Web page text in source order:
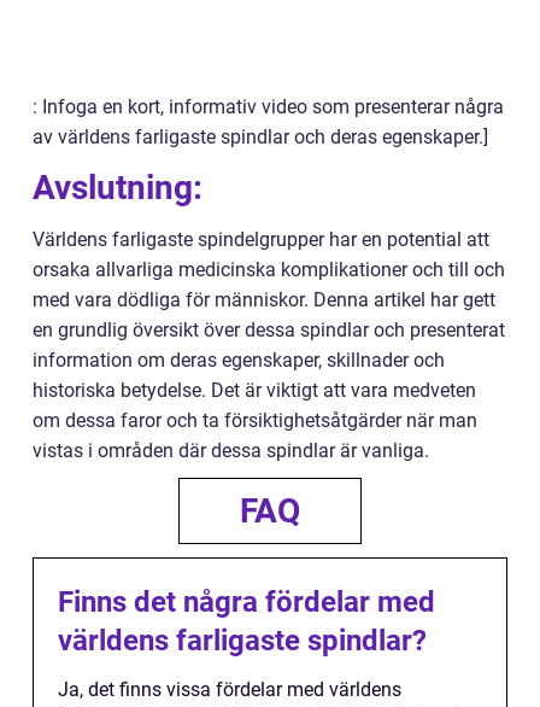
: Infoga en kort, informativ video som presenterar några
av världens farligaste spindlar och deras egenskaper.]
Avslutning:
Världens farligaste spindelgrupper har en potential att
orsaka allvarliga medicinska komplikationer och till och
med vara dödliga för människor. Denna artikel har gett
en grundlig översikt över dessa spindlar och presenterat
information om deras egenskaper, skillnader och
historiska betydelse. Det är viktigt att vara medveten
om dessa faror och ta försiktighetsåtgärder när man
vistas i områden där dessa spindlar är vanliga.
FAQ
Finns det några fördelar med
världens farligaste spindlar?
Ja, det finns vissa fördelar med världens